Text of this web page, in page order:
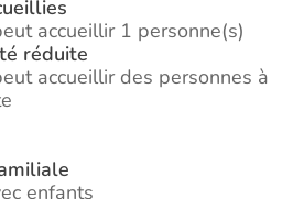
accueillir 1 personne(s)
réduite
accueillir des personnes à
enfants